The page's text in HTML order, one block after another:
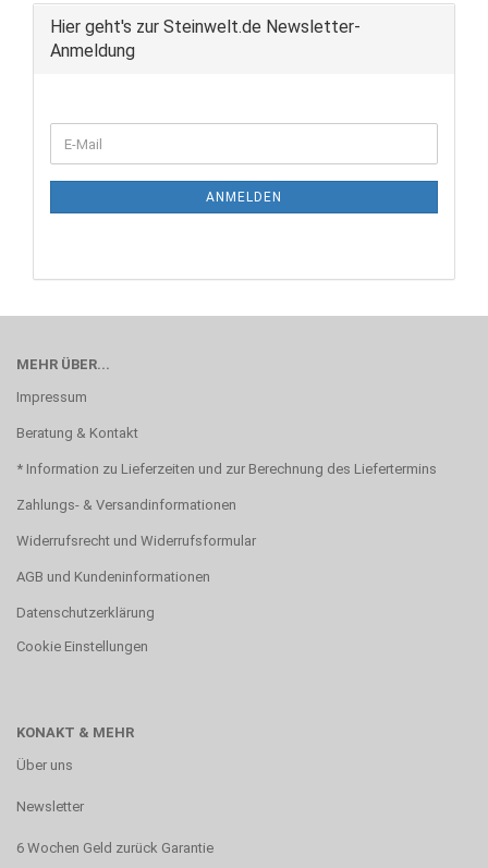
Hier geht's zur Steinwelt.de Newsletter-
Anmeldung
ZUR
E-
Mail
ANMELDEN
MEHR ÜBER...
Impressum
Beratung & Kontakt
* Information zu Lieferzeiten und zur Berechnung des Liefertermins
Zahlungs- & Versandinformationen
Widerrufsrecht und Widerrufsformular
AGB und Kundeninformationen
Datenschutzerklärung
Cookie Einstellungen
KONAKT & MEHR
Über uns
Newsletter
6 Wochen Geld zurück Garantie